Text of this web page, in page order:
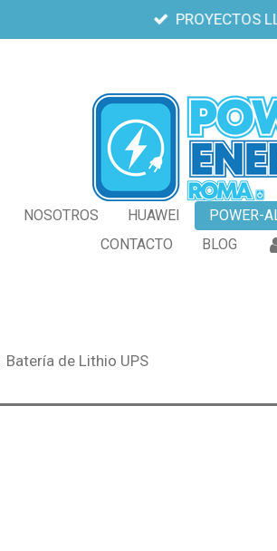
PROYECTOS
NOSOTROS HUAWEI POWER-
CONTACTO
BLOG
Batería de Lithio UPS